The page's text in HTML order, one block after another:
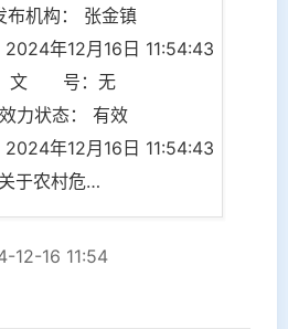
布机构： 张金镇
2024年12月16日 11:54:43
文 号：无
效力状态： 有效
2024年12月16日 11:54:43
名 称： 关于农村危房改造发布的情况说明
12-16 11:54